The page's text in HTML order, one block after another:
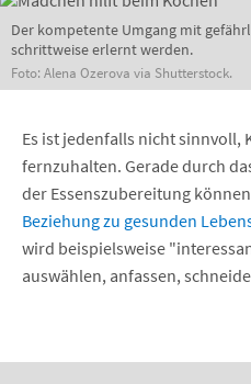
Der kompetente Umgang mit
schrittweise erlernt werden.
Foto: Alena Ozerova via Shutterstock.
Es ist jedenfalls nicht sinnvoll,
fernzuhalten. Gerade durch
der Essenszubereitung
Beziehung zu gesunden
wird beispielsweise
auswählen, anfassen,